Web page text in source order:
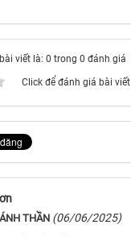
viết là: 0 trong 0 đánh giá
Click để đánh giá bài viết
THẦN (06/06/2025)